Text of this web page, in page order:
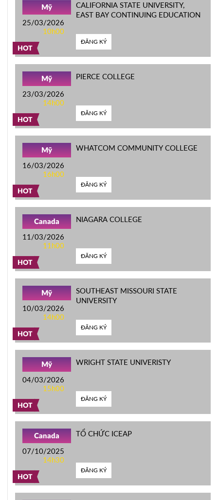
HOT
Mỹ
25/03/2026
10h00
CALIFORNIA STATE UNIVERSITY,
EAST BAY CONTINUING EDUCATION
ĐĂNG KÝ
HOT
Mỹ
23/03/2026
14h00
PIERCE COLLEGE
ĐĂNG KÝ
HOT
Mỹ
16/03/2026
16h00
WHATCOM COMMUNITY COLLEGE
ĐĂNG KÝ
HOT
Canada
11/03/2026
11h00
NIAGARA COLLEGE
ĐĂNG KÝ
HOT
Mỹ
10/03/2026
14h00
SOUTHEAST MISSOURI STATE
UNIVERSITY
ĐĂNG KÝ
HOT
Mỹ
04/03/2026
15h00
WRIGHT STATE UNIVERISTY
ĐĂNG KÝ
HOT
Canada
07/10/2025
14h30
TỔ CHỨC ICEAP
ĐĂNG KÝ